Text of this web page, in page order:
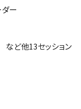
ー
ど他13セッション